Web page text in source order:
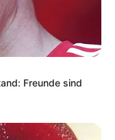
Freunde sind